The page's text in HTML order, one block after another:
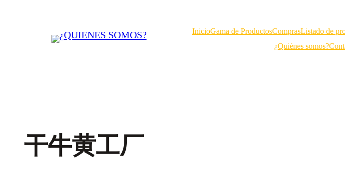
InicioGama de ProductosComprasListado de
¿Quiénes somos?
干牛黄工厂